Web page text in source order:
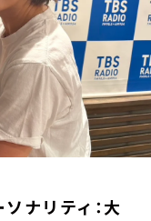
ナリティ：大